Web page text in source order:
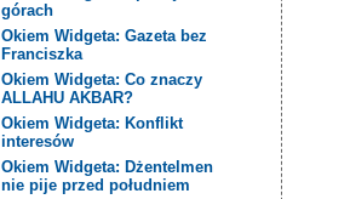
górach
Okiem Widgeta: Gazeta bez
Franciszka
Okiem Widgeta: Co znaczy
ALLAHU AKBAR?
Okiem Widgeta: Konflikt
interesów
Okiem Widgeta: Dżentelmen
nie pije przed południem